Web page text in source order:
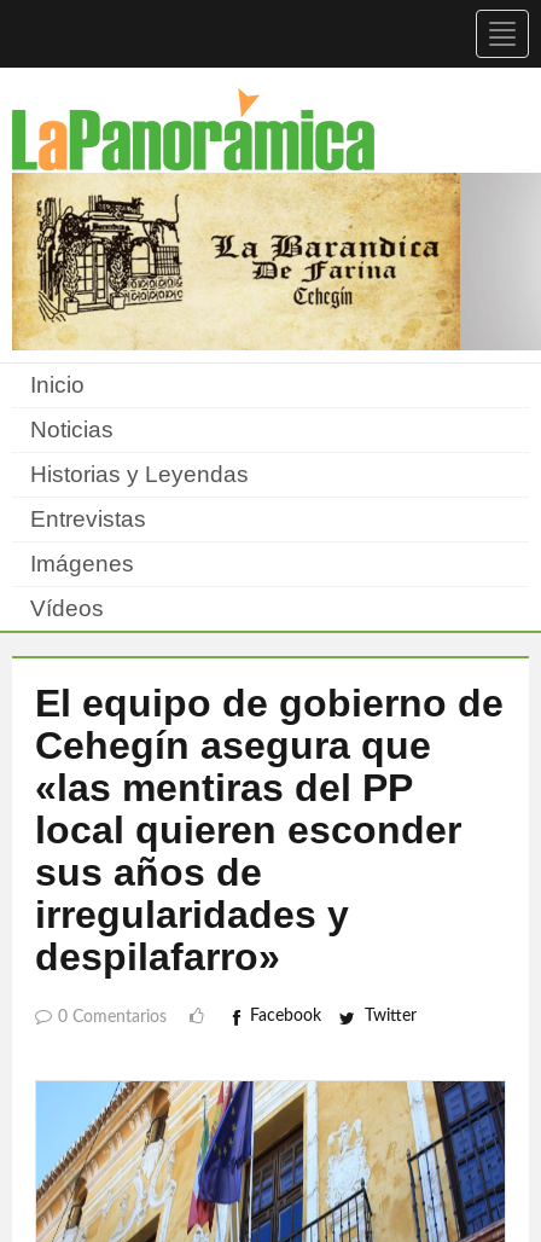
Inicio
Noticias
Historias y Leyendas
Entrevistas
Imágenes
Vídeos
El equipo de gobierno de
Cehegín asegura que
«las mentiras del PP
local quieren esconder
sus años de
irregularidades y
despilafarro»
0 Comentarios Facebook Twitter